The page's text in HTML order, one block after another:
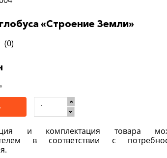
«Строение Земли»
(0)
и комплектация товара
в соответствии с